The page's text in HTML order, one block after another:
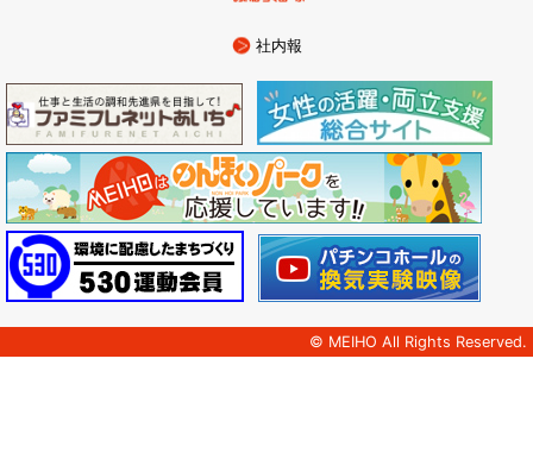
社内報
© MEIHO All Rights Reserved.